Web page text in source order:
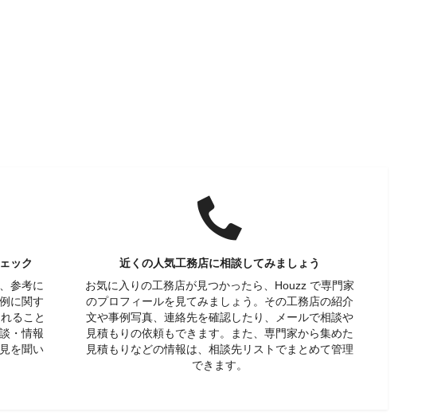
ック
参考に
に関す
ること
・情報
を聞い
近くの人気工務店に相談してみましょう
お気に入りの工務店が見つかったら、Houzz で専門家
のプロフィールを見てみましょう。その工務店の紹介
文や事例写真、連絡先を確認したり、メールで相談や
見積もりの依頼もできます。また、専門家から集めた
見積もりなどの情報は、相談先リストでまとめて管理
できます。